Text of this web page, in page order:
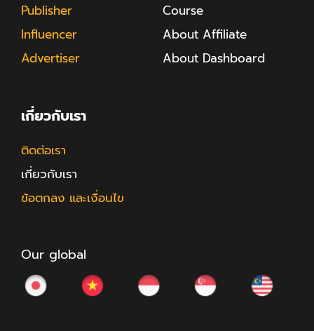
Publisher
Influencer
Advertiser
Course
About Affiliate
About Dashboard
เกี่ยวกับเรา
ติดต่อเรา
เกี่ยวกับเรา
ข้อตกลง และเงื่อนไข
Our global